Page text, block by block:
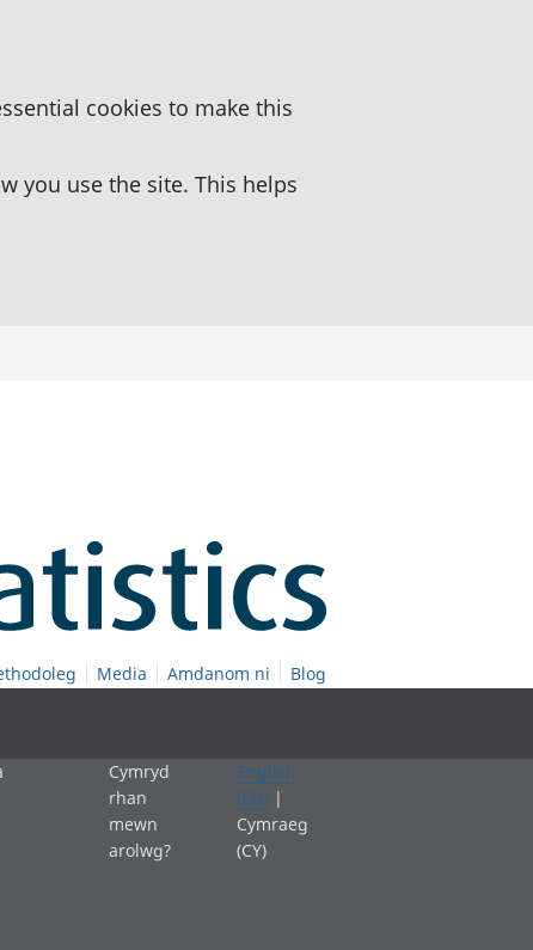
cookies to make this
you use the site. This helps
Media Amdanom ni Blog
Cymryd
rhan
mewn
arolwg?
English
(EN) |
Cymraeg
(CY)